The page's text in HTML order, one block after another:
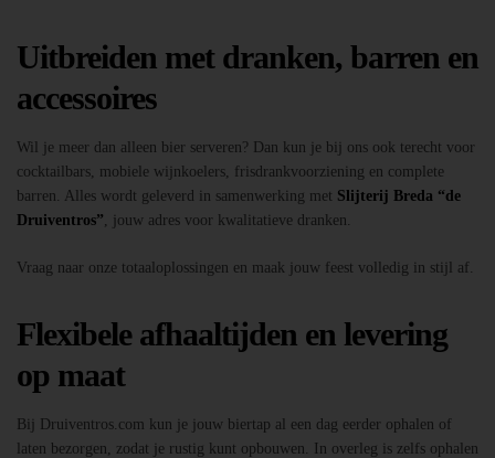
Uitbreiden met dranken, barren en
accessoires
Wil je meer dan alleen bier serveren? Dan kun je bij ons ook terecht voor
cocktailbars, mobiele wijnkoelers, frisdrankvoorziening en complete
barren. Alles wordt geleverd in samenwerking met Slijterij Breda “de
Druiventros” , jouw adres voor kwalitatieve dranken.
Vraag naar onze totaaloplossingen en maak jouw feest volledig in stijl af.
Flexibele afhaaltijden en levering
op maat
Bij Druiventros.com kun je jouw biertap al een dag eerder ophalen of
laten bezorgen, zodat je rustig kunt opbouwen. In overleg is zelfs ophalen